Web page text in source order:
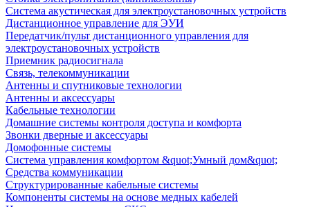
Система акустическая для электроустановочных устройств
Дистанционное управление для ЭУИ
Передатчик/пульт дистанционного управления для
электроустановочных устройств
Приемник радиосигнала
Связь, телекоммуникации
Антенны и спутниковые технологии
Антенны и аксессуары
Кабельные технологии
Домашние системы контроля доступа и комфорта
Звонки дверные и аксессуары
Домофонные системы
Система управления комфортом &quot;Умный дом&quot;
Средства коммуникации
Структурированные кабельные системы
Компоненты системы на основе медных кабелей